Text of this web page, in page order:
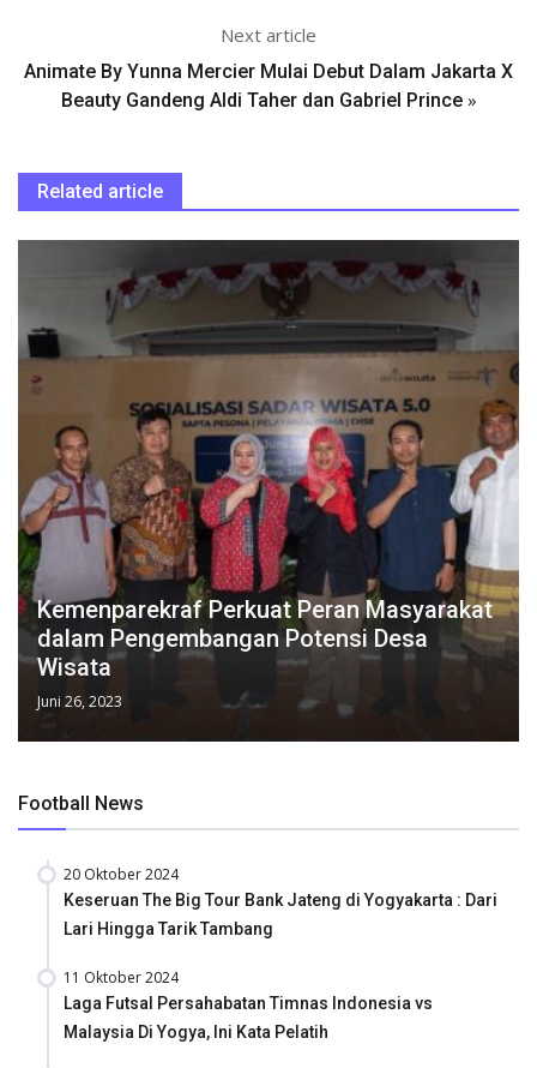
Next article
Animate By Yunna Mercier Mulai Debut Dalam Jakarta X
Beauty Gandeng Aldi Taher dan Gabriel Prince»
Related article
Kemenparekraf Perkuat Peran Masyarakat
dalam Pengembangan Potensi Desa
Wisata
Juni 26, 2023
Football News
20 Oktober 2024
Keseruan The Big Tour Bank Jateng di Yogyakarta : Dari
Lari Hingga Tarik Tambang
11 Oktober 2024
Laga Futsal Persahabatan Timnas Indonesia vs
Malaysia Di Yogya, Ini Kata Pelatih